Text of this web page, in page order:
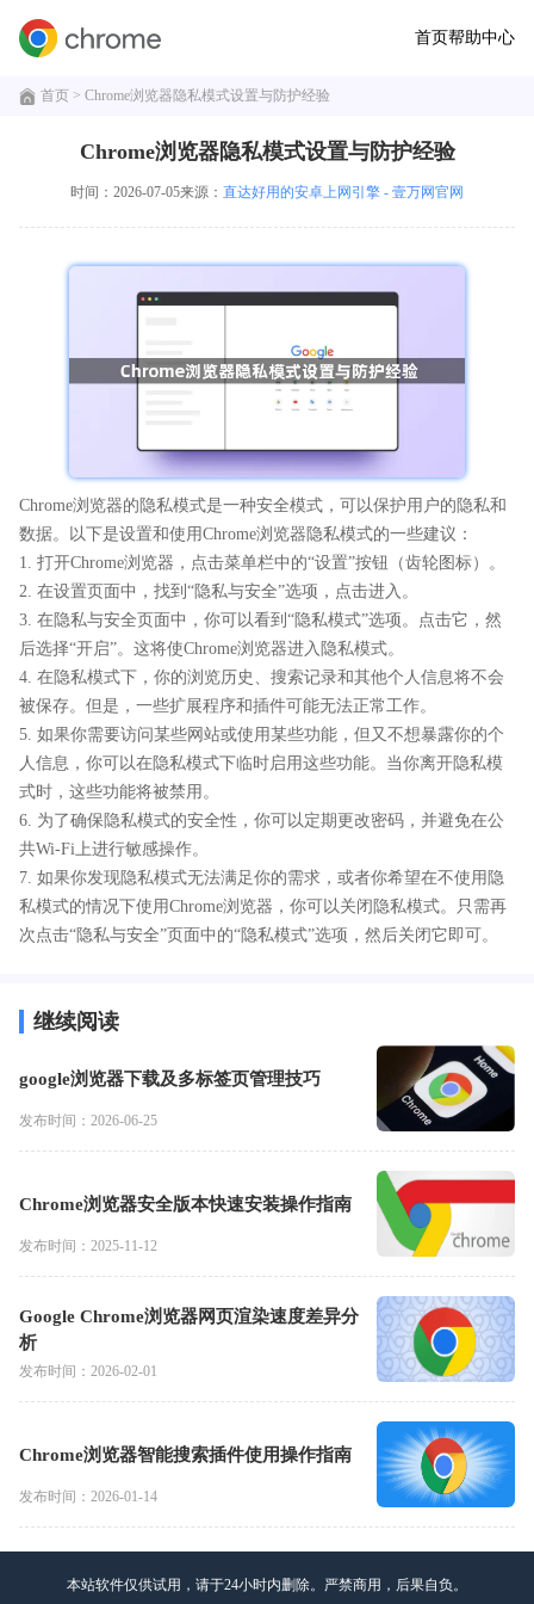
首页帮助中心
首页 > Chrome浏览器隐私模式设置与防护经验
Chrome浏览器隐私模式设置与防护经验
时间：2026-07-05来源： 直达好用的安卓上网引擎 - 壹万网官网
Chrome浏览器的隐私模式是一种安全模式，可以保护用户的隐私和
数据。以下是设置和使用Chrome浏览器隐私模式的一些建议：
1. 打开Chrome浏览器，点击菜单栏中的“设置”按钮（齿轮图标）。
2. 在设置页面中，找到“隐私与安全”选项，点击进入。
3. 在隐私与安全页面中，你可以看到“隐私模式”选项。点击它，然
后选择“开启”。这将使Chrome浏览器进入隐私模式。
4. 在隐私模式下，你的浏览历史、搜索记录和其他个人信息将不会
被保存。但是，一些扩展程序和插件可能无法正常工作。
5. 如果你需要访问某些网站或使用某些功能，但又不想暴露你的个
人信息，你可以在隐私模式下临时启用这些功能。当你离开隐私模
式时，这些功能将被禁用。
6. 为了确保隐私模式的安全性，你可以定期更改密码，并避免在公
共Wi-Fi上进行敏感操作。
7. 如果你发现隐私模式无法满足你的需求，或者你希望在不使用隐
私模式的情况下使用Chrome浏览器，你可以关闭隐私模式。只需再
次点击“隐私与安全”页面中的“隐私模式”选项，然后关闭它即可。
继续阅读
google浏览器下载及多标签页管理技巧
发布时间：2026-06-25
Chrome浏览器安全版本快速安装操作指南
发布时间：2025-11-12
Google Chrome浏览器网页渲染速度差异分
析
发布时间：2026-02-01
Chrome浏览器智能搜索插件使用操作指南
发布时间：2026-01-14
本站软件仅供试用，请于24小时内删除。严禁商用，后果自负。